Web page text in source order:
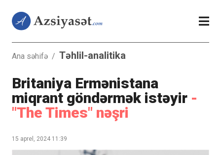
Ana səhifə / Təhlil-analitika
Britaniya Ermənistana
miqrant göndərmək istəyir -
"The Times" nəşri
15 aprel, 2024 11:39